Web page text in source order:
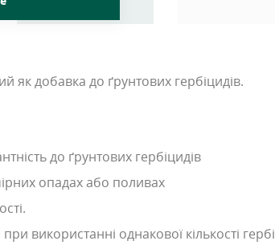
як добавка до ґрунтових гербіцидів.
до ґрунтових гербіцидів
опадах або поливах
використанні однакової кількості